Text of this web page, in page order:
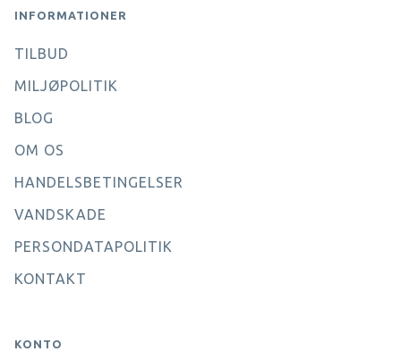
INFORMATIONER
TILBUD
MILJØPOLITIK
BLOG
OM OS
HANDELSBETINGELSER
VANDSKADE
PERSONDATAPOLITIK
KONTAKT
KONTO